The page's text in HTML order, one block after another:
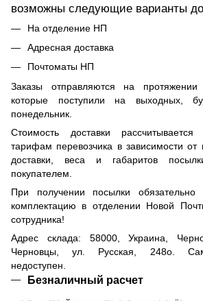
возможны следующие варианты
На отделение НП
Адресная доставка
Почтоматы НП
Заказы отправляются на
которые поступили на выходных,
понедельник.
Стоимость доставки
тарифам перевозчика в зависимости от
доставки, веса и габаритов
покупателем.
При получении посылки обязательно
комплектацию в отделении Новой
сотрудника!
Адрес склада: 58000, Украина,
Черновцы, ул. Русская, 248о.
недоступен.
Безналичный расчет